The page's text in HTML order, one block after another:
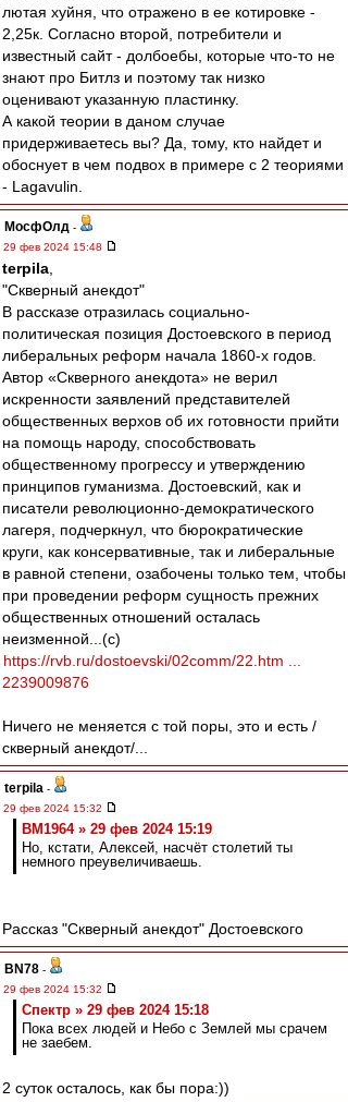
лютая хуйня, что отражено в ее котировке -
2,25к. Согласно второй, потребители и
известный сайт - долбоебы, которые что-то не
знают про Битлз и поэтому так низко
оценивают указанную пластинку.
А какой теории в даном случае
придерживаетесь вы? Да, тому, кто найдет и
обоснует в чем подвох в примере с 2 теориями
- Lagavulin.
МосфОлд -
29 фев 2024 15:48
terpila
"Скверный анекдот"
В рассказе отразилась социально-
политическая позиция Достоевского в период
либеральных реформ начала 1860-х годов.
Автор «Скверного анекдота» не верил
искренности заявлений представителей
общественных верхов об их готовности прийти
на помощь народу, способствовать
общественному прогрессу и утверждению
принципов гуманизма. Достоевский, как и
писатели революционно-демократического
лагеря, подчеркнул, что бюрократические
круги, как консервативные, так и либеральные
в равной степени, озабочены только тем, чтобы
при проведении реформ сущность прежних
общественных отношений осталась
неизменной...(с)
https://rvb.ru/dostoevski/02comm/22.htm ...
2239009876
Ничего не меняется с той поры, это и есть /
скверный анекдот/...
terpila -
29 фев 2024 15:32
BM1964 » 29 фев 2024 15:19
Но, кстати, Алексей, насчёт столетий ты
немного преувеличиваешь.
Рассказ "Скверный анекдот" Достоевского
BN78 -
29 фев 2024 15:32
Спектр » 29 фев 2024 15:18
Пока всех людей и Небо с Землей мы срачем
не заебем.
2 суток осталось, как бы пора:))